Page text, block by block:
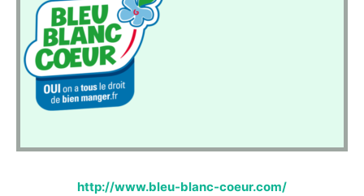
http://www.bleu-blanc-coeur.com/